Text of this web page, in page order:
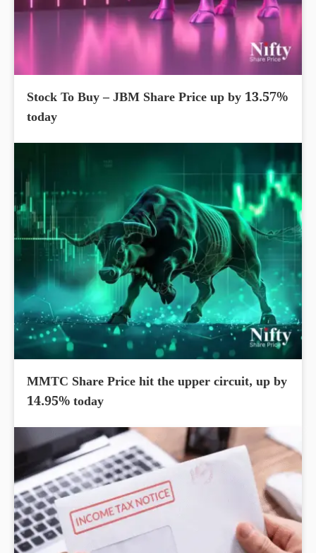
Stock To Buy – JBM Share Price up by 13.57%
today
MMTC Share Price hit the upper circuit, up by
14.95% today